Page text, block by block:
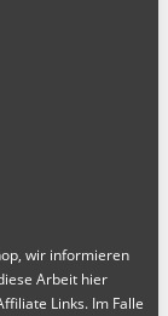
wir informieren
Arbeit hier
Links. Im Falle